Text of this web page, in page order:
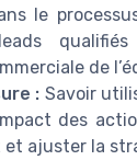
le
de
: Savoir
des
et ajuster la